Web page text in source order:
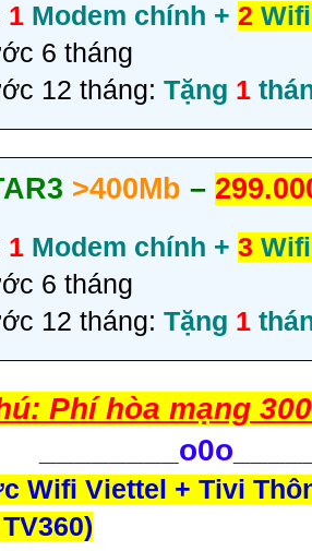
1 Modem chính + 2
6 tháng
12 tháng: Tặng 1
>400Mb –
1 Modem chính + 3
6 tháng
12 tháng: Tặng 1
Phí hòa mạng
Wifi Viettel + Tivi